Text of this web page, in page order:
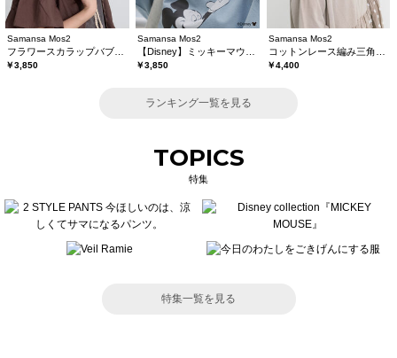
Samansa Mos2
￥3,850
Samansa Mos2
￥3,850
Samansa Mos2
￥4,400
ランキング一覧を見る
TOPICS
特集
特集一覧を見る